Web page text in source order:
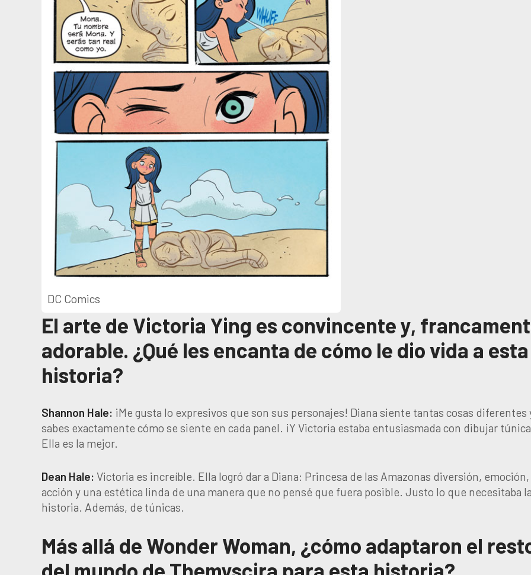
DC Comics
El arte de Victoria Ying es convincente y,
adorable. ¿Qué les encanta de cómo le dio vida a esta
historia?
Shannon Hale: ¡Me gusta lo expresivos que son sus personajes! Diana siente tantas cosas diferentes
sabes exactamente cómo se siente en cada panel. ¡Y Victoria estaba entusiasmada con dibujar
Ella es la mejor.
Dean Hale: Victoria es increíble. Ella logró dar a Diana: Princesa de las Amazonas diversión, emoción,
acción y una estética linda de una manera que no pensé que fuera posible. Justo lo que necesitaba la
historia. Además, de túnicas.
Más allá de Wonder Woman, ¿cómo adaptaron el